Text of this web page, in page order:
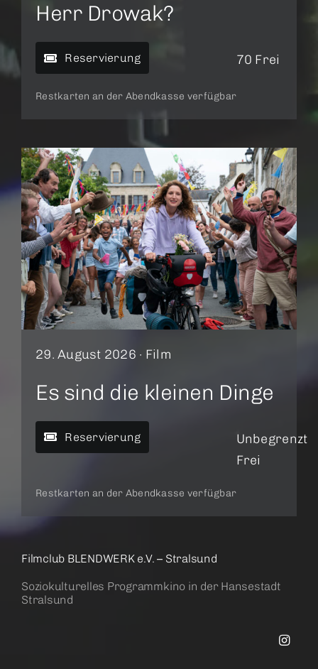
Herr Drowak?
Reservierung 70 Frei
Restkarten an der Abendkasse verfügbar
29. August 2026 · Film
Es sind die kleinen Dinge
Reservierung
Unbegrenzt
Frei
Restkarten an der Abendkasse verfügbar
Filmclub BLENDWERK e.V. – Stralsund
Soziokulturelles Programmkino in der Hansestadt
Stralsund